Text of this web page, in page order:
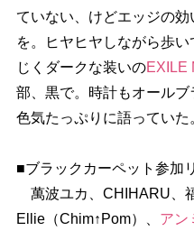
ていない、けどエッジの
を。ヒヤヒヤしながら歩
じくダークな装いのEXILE
部、黒で。時計もオール
色気たっぷりに語っていた
■ブラックカーペット参加
萬波ユカ、CHIHARU、
Ellie（Chim↑Pom）、 アン